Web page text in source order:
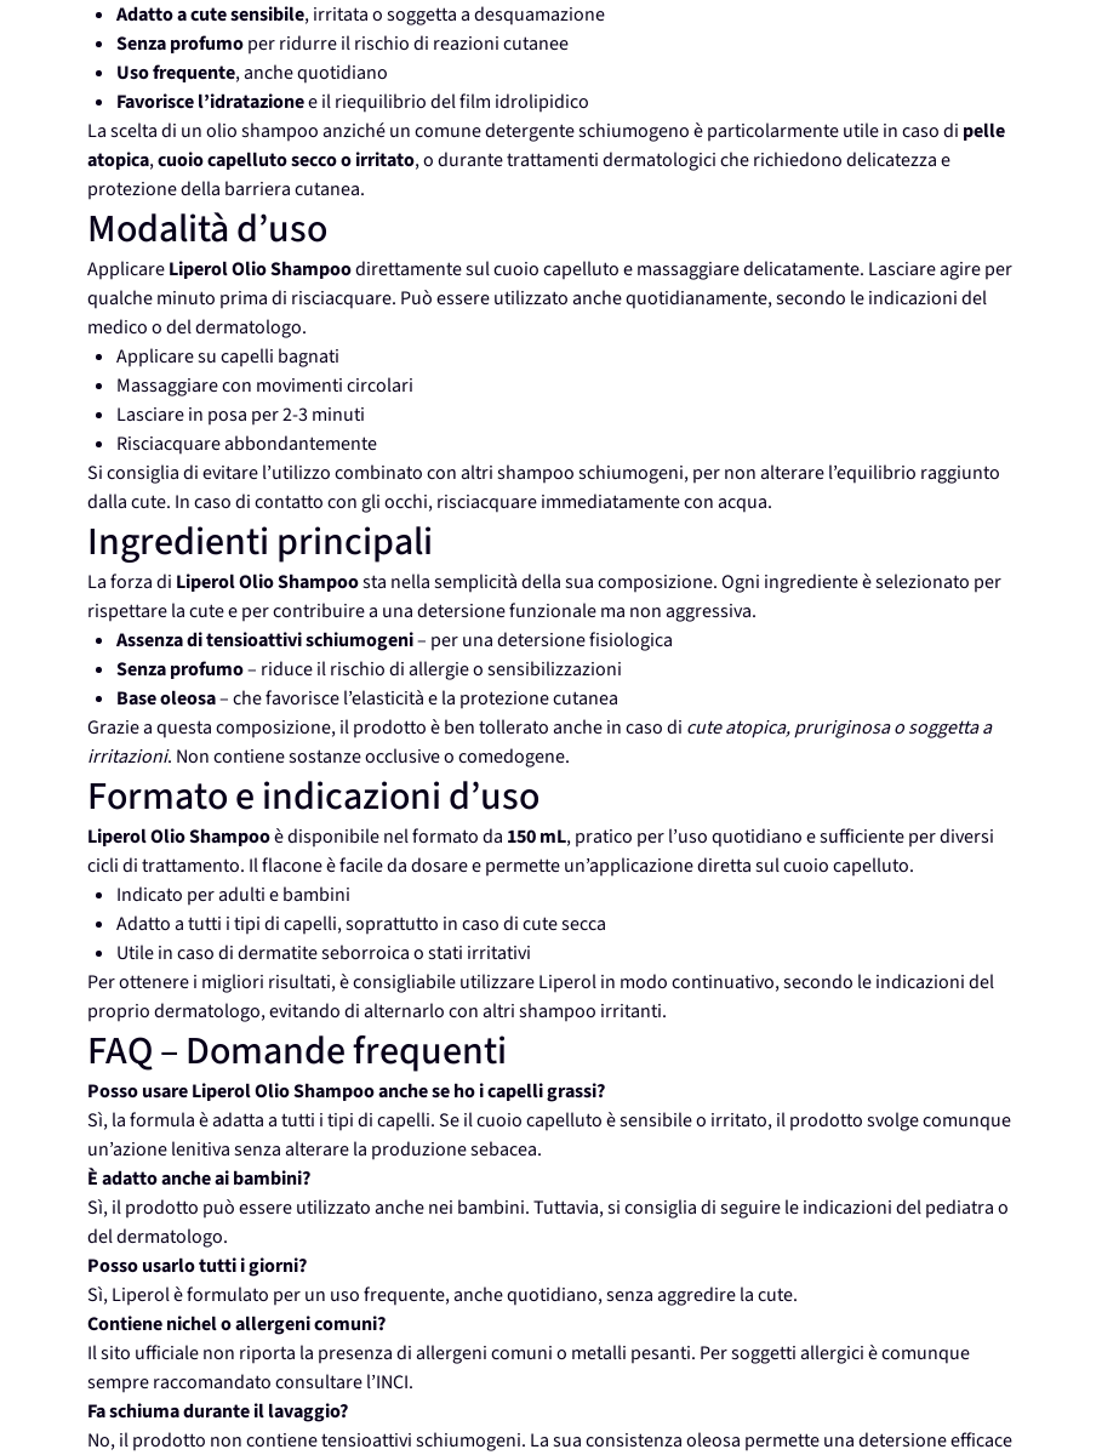
Adatto a cute sensibile, irritata o soggetta a desquamazione
Senza profumoper ridurre il rischio di reazioni cutanee
Uso frequente, anche quotidiano
Favorisce l’idratazionee il riequilibrio del film idrolipidico
La scelta di un olio shampoo anziché un comune detergente schiumogeno è particolarmente utile in caso di pelle
atopica,cuoio capelluto secco o irritato, o durante trattamenti dermatologici che richiedono delicatezza e
protezione della barriera cutanea.
Modalità d’uso
ApplicareLiperol Olio Shampoodirettamente sul cuoio capelluto e massaggiare delicatamente. Lasciare agire per
qualche minuto prima di risciacquare. Può essere utilizzato anche quotidianamente, secondo le indicazioni del
medico o del dermatologo.
Applicare su capelli bagnati
Massaggiare con movimenti circolari
Lasciare in posa per 2-3 minuti
Risciacquare abbondantemente
Si consiglia di evitare l’utilizzo combinato con altri shampoo schiumogeni, per non alterare l’equilibrio raggiunto
dalla cute. In caso di contatto con gli occhi, risciacquare immediatamente con acqua.
Ingredienti principali
La forza di Liperol Olio Shampoosta nella semplicità della sua composizione. Ogni ingrediente è selezionato per
rispettare la cute e per contribuire a una detersione funzionale ma non aggressiva.
Assenza di tensioattivi schiumogeni– per una detersione fisiologica
Senza profumo– riduce il rischio di allergie o sensibilizzazioni
Base oleosa– che favorisce l’elasticità e la protezione cutanea
Grazie a questa composizione, il prodotto è ben tollerato anche in caso di cute atopica, pruriginosa o soggetta a
irritazioni. Non contiene sostanze occlusive o comedogene.
Formato e indicazioni d’uso
Liperol Olio Shampooè disponibile nel formato da 150 mL, pratico per l’uso quotidiano e sufficiente per diversi
cicli di trattamento. Il flacone è facile da dosare e permette un’applicazione diretta sul cuoio capelluto.
Indicato per adulti e bambini
Adatto a tutti i tipi di capelli, soprattutto in caso di cute secca
Utile in caso di dermatite seborroica o stati irritativi
Per ottenere i migliori risultati, è consigliabile utilizzare Liperol in modo continuativo, secondo le indicazioni del
proprio dermatologo, evitando di alternarlo con altri shampoo irritanti.
FAQ – Domande frequenti
Posso usare Liperol Olio Shampoo anche se ho i capelli grassi?
Sì, la formula è adatta a tutti i tipi di capelli. Se il cuoio capelluto è sensibile o irritato, il prodotto svolge comunque
un’azione lenitiva senza alterare la produzione sebacea.
È adatto anche ai bambini?
Sì, il prodotto può essere utilizzato anche nei bambini. Tuttavia, si consiglia di seguire le indicazioni del pediatra o
del dermatologo.
Posso usarlo tutti i giorni?
Sì, Liperol è formulato per un uso frequente, anche quotidiano, senza aggredire la cute.
Contiene nichel o allergeni comuni?
Il sito ufficiale non riporta la presenza di allergeni comuni o metalli pesanti. Per soggetti allergici è comunque
sempre raccomandato consultare l’INCI.
Fa schiuma durante il lavaggio?
No, il prodotto non contiene tensioattivi schiumogeni. La sua consistenza oleosa permette una detersione efficace